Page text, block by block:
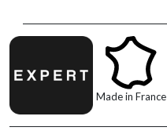
Made in France